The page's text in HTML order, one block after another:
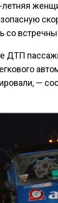
летняя
со
ДТП
—